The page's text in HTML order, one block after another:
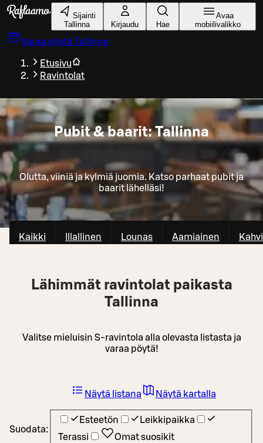
Siirry pääsisältöön
Sijainti
Tallinna
Kirjaudu Hae
Avaa
mobiilivalikko
Varaa pöytä Tallinna
Etusivu
Ravintolat
Pubit & baarit: Tallinna
Olutta, viiniä ja kylmiä juomia. Katso parhaat pubit ja
baarit lähelläsi!
Kaikki Illallinen Lounas Aamiainen
Lähimmät ravintolat paikasta
Tallinna
Valitse mieluisin S-ravintola alla olevasta listasta ja
varaa pöytä!
Suodata:
Esteetön
Leikkipaikka
Terassi
Omat suosikit
Näytä listana Näytä kartalla